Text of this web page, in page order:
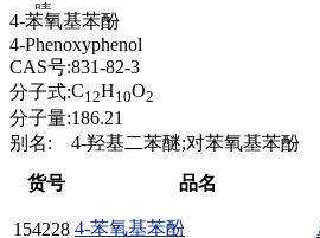
腈
精
肼
醌
蜡
锂
磷
4-苯氧基苯酚
4-Phenoxyphenol
CAS号:831-82-3
分子式:C12H10O2
分子量:186.21
别名:
4-羟基二苯醚;对苯氧基苯酚
货号
品名
154228 4-苯氧基苯酚